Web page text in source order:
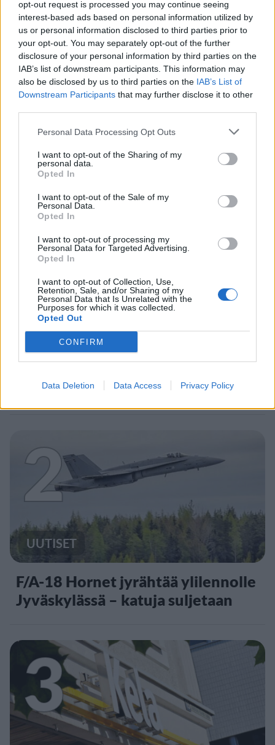
opt-out request is processed you may continue seeing
interest-based ads based on personal information utilized by
us or personal information disclosed to third parties prior to
your opt-out. You may separately opt-out of the further
disclosure of your personal information by third parties on the
IAB’s list of downstream participants. This information may
also be disclosed by us to third parties on the IAB’s List of
Downstream Participants that may further disclose it to other
Personal Data Processing Opt Outs
I want to opt-out of the Sharing of my
personal data.
Opted In
I want to opt-out of the Sale of my
Personal Data.
Opted In
I want to opt-out of processing my
Personal Data for Targeted Advertising.
Opted In
I want to opt-out of Collection, Use,
Retention, Sale, and/or Sharing of my
Personal Data that Is Unrelated with the
Purposes for which it was collected.
Opted Out
CONFIRM
Data Deletion Data Access Privacy Policy
Staran luetuimmat
1
MATKAILU
Maailman eniten matkustaneet
yllättävä voittaja
2
UUTISET
F/A-18 Hornet jyrähtää ylilennolle
Jyväskylässä – katuja suljetaan
3